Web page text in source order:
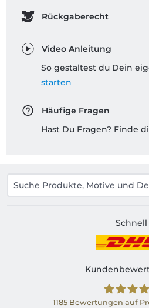
Rückgaberecht
Video Anleitung
So gestaltest du Dein
starten
Häufige Fragen
Hast Du Fragen? Finde
Schnell
1185Bewertungen auf